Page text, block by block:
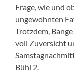
Frage, wie und
ungewohnten
Trotzdem,
voll Zuversicht
Bühl 2.